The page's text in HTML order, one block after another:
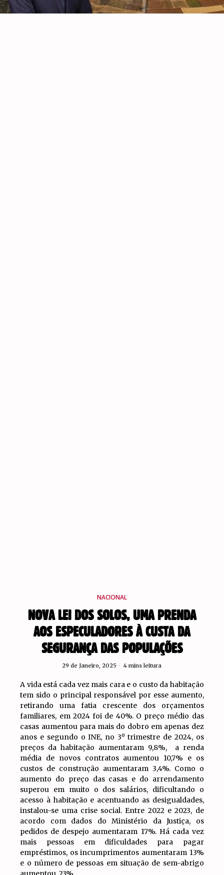
NACIONAL
NOVA LEI DOS SOLOS, UMA PRENDA
AOS ESPECULADORES À CUSTA DA
SEGURANÇA DAS POPULAÇÕES
29 de Janeiro, 2025 4 mins leitura
A vida está cada vez mais cara e o custo da habitação
tem sido o principal responsável por esse aumento,
retirando uma fatia crescente dos orçamentos
familiares, em 2024 foi de 40%. O preço médio das
casas aumentou para mais do dobro em apenas dez
anos e segundo o INE, no 3º trimestre de 2024, os
preços da habitação aumentaram 9,8%, a renda
média de novos contratos aumentou 10,7% e os
custos de construção aumentaram 3,4%. Como o
aumento do preço das casas e do arrendamento
superou em muito o dos salários, dificultando o
acesso à habitação e acentuando as desigualdades,
instalou-se uma crise social. Entre 2022 e 2023, de
acordo com dados do Ministério da Justiça, os
pedidos de despejo aumentaram 17%. Há cada vez
mais pessoas em dificuldades para pagar
empréstimos, os incumprimentos aumentaram 13%
e o número de pessoas em situação de sem-abrigo